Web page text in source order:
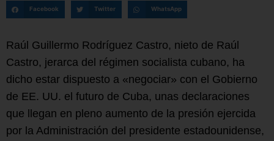
Facebook Twitter WhatsApp
Raúl Guillermo Rodríguez Castro, nieto de Raúl
Castro, jerarca del régimen socialista cubano, ha
dicho estar dispuesto a «negociar» con el Gobierno
de EE. UU. el futuro de Cuba, unas declaraciones
que llegan en pleno aumento de la presión ejercida
por la Administración del presidente estadounidense,